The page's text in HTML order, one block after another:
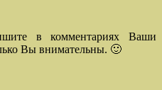
в комментариях Ваши
Вы внимательны. 🙂